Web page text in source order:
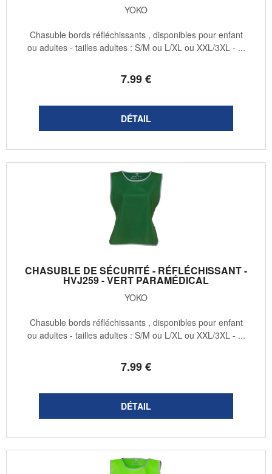
YOKO
7.99€
Chasuble bords réfléchissants , disponibles pour enfant
ou adultes - tailles adultes : S/M ou L/XL ou XXL/3XL - ...
CHASUBLE DE SÉCURITÉ - RÉFLÉCHISSANT -
HVJ259 - VERT PARAMÉDICAL
YOKO
7.99€
Chasuble bords réfléchissants , disponibles pour enfant
ou adultes - tailles adultes : S/M ou L/XL ou XXL/3XL - ...